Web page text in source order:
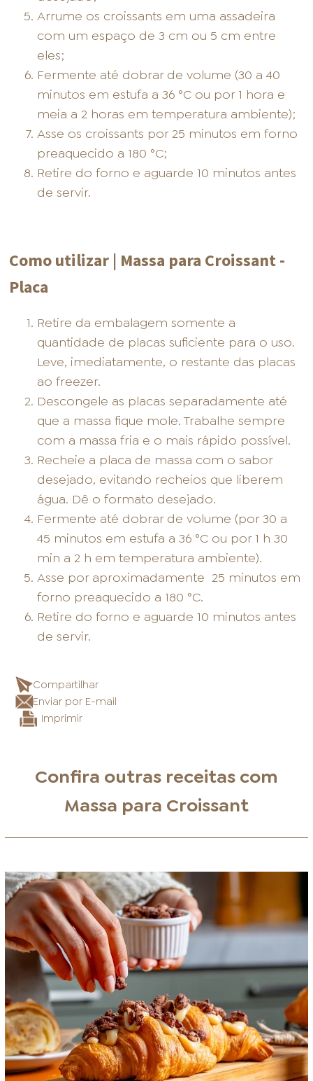
Arrume os croissants em uma assadeira
com um espaço de 3 cm ou 5 cm entre
eles;
Fermente até dobrar de volume (30 a 40
minutos em estufa a 36 °C ou por 1 hora e
meia a 2 horas em temperatura ambiente);
Asse os croissants por 25 minutos em forno
preaquecido a 180 °C;
Retire do forno e aguarde 10 minutos antes
de servir.
Como utilizar | Massa para Croissant -
Placa
Retire da embalagem somente a
quantidade de placas suficiente para o uso.
Leve, imediatamente, o restante das placas
ao freezer.
Descongele as placas separadamente até
que a massa fique mole. Trabalhe sempre
com a massa fria e o mais rápido possível.
Recheie a placa de massa com o sabor
desejado, evitando recheios que liberem
água. Dê o formato desejado.
Fermente até dobrar de volume (por 30 a
45 minutos em estufa a 36 °C ou por 1 h 30
min a 2 h em temperatura ambiente).
Asse por aproximadamente 25 minutos em
forno preaquecido a 180 °C.
Retire do forno e aguarde 10 minutos antes
de servir.
Compartilhar
Enviar por E-mail
Imprimir
Confira outras receitas com
Massa para Croissant